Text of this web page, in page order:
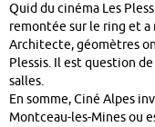
Quid du cinéma Les
remontée sur le ring et
Architecte, géomètres
Plessis. Il est question
salles.
En somme, Ciné Alpes
Montceau-les-Mines ou